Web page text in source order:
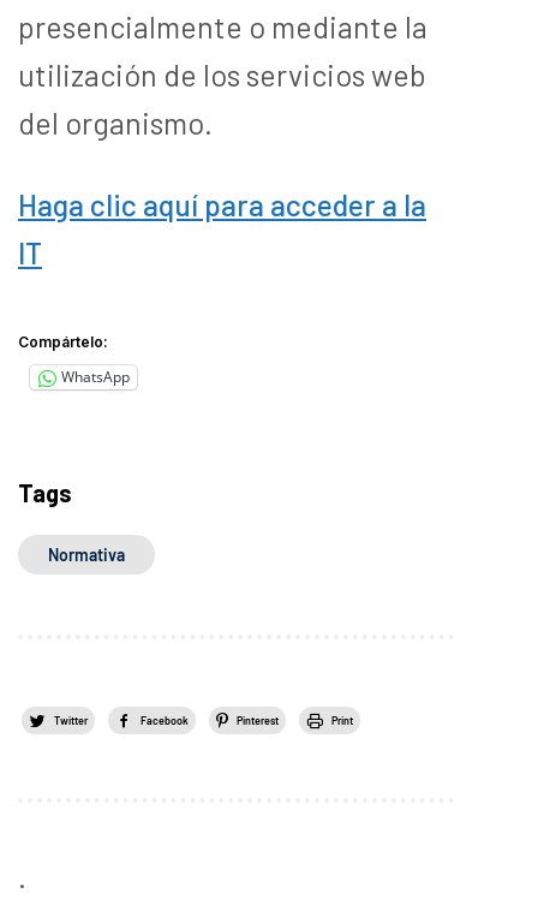
presencialmente o mediante la
utilización de los servicios web
del organismo.
Haga clic aquí para acceder a la
IT
Compártelo:
WhatsApp
Tags
Normativa
Twitter Facebook Pinterest Print
.